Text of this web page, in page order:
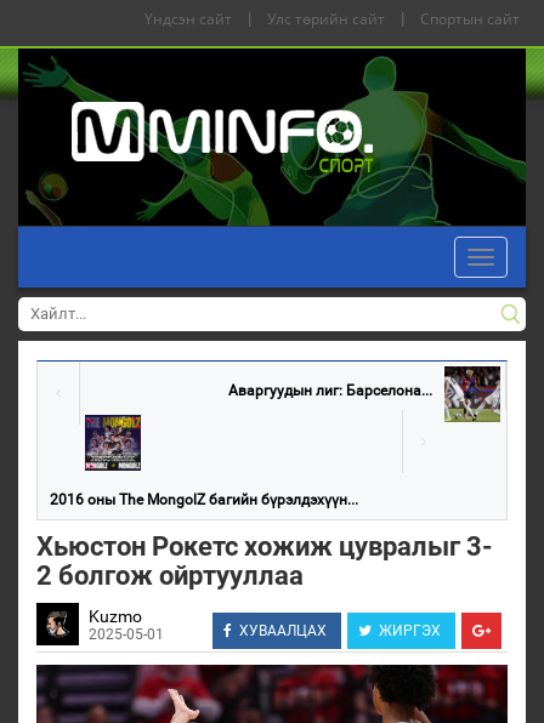
Үндсэн сайт | Улс төрийн сайт | Спортын сайт
Toggle
Аваргуудын лиг: Барселона...
2016 оны The MongolZ багийн бүрэлдэхүүн...
Хьюстон Рокетс хожиж цувралыг 3-
2 болгож ойртууллаа
Kuzmo
2025-05-01 ХУВААЛЦАХ ЖИРГЭХ